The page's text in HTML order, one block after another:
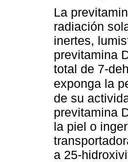
La
radiación
inertes,
previtamina
total de 7-
exponga la
de su
previtamina
la piel o
a 25-